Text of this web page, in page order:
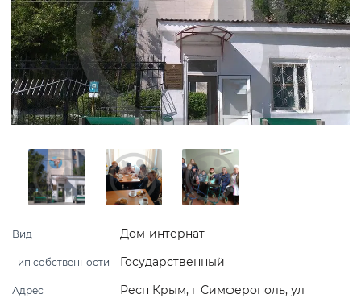
Вид Дом-интернат
Тип собственности Государственный
Адрес
Респ Крым, г Симферополь, ул